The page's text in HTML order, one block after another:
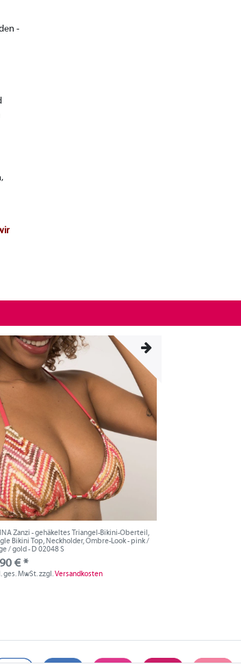
-
Zanzi - gehäkeltes Triangel-Bikini-Oberteil,
Bikini Top, Neckholder, Ombre-Look - pink /
/ gold - D 02048 S
€ *
ges. MwSt.zzgl.Versandkosten